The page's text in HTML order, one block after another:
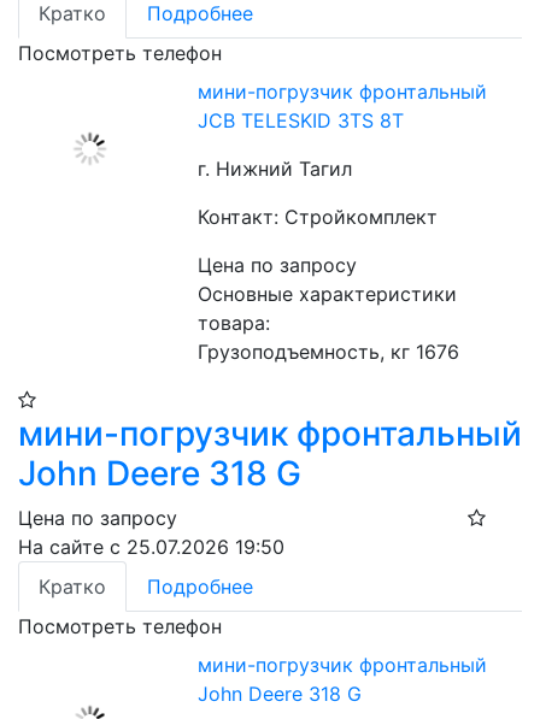
Кратко
Подробнее
Посмотреть телефон
мини-погрузчик фронтальный
JCB TELESKID 3TS 8T
г. Нижний Тагил
Контакт: Стройкомплект
Цена по запросу
Основные характеристики
товара:
Грузоподъемность, кг 1676
мини-погрузчик фронтальный
John Deere 318 G
Цена по запросу
На сайте с 25.07.2026 19:50
Кратко
Подробнее
Посмотреть телефон
мини-погрузчик фронтальный
John Deere 318 G